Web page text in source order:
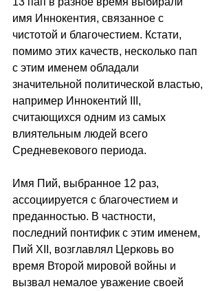
имя Иннокентия, связанное с
чистотой и благочестием. Кстати,
помимо этих качеств, несколько пап
с этим именем обладали
значительной политической властью,
например Иннокентий III,
считающихся одним из самых
влиятельным людей всего
Средневекового периода.
Имя Пий, выбранное 12 раз,
ассоциируется с благочестием и
преданностью. В частности,
последний понтифик с этим именем,
Пий XII, возглавлял Церковь во
время Второй мировой войны и
вызвал немалое уважение своей